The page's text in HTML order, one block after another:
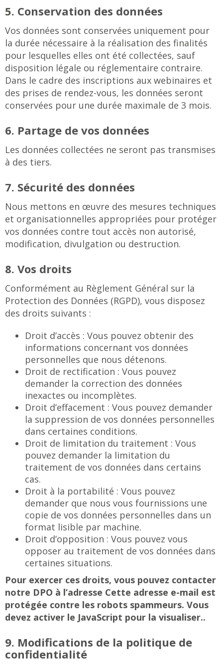
5. Conservation des données
Vos données sont conservées uniquement pour
la durée nécessaire à la réalisation des finalités
pour lesquelles elles ont été collectées, sauf
disposition légale ou réglementaire contraire.
Dans le cadre des inscriptions aux webinaires et
des prises de rendez-vous, les données seront
conservées pour une durée maximale de 3 mois.
6. Partage de vos données
Les données collectées ne seront pas transmises
à des tiers.
7. Sécurité des données
Nous mettons en œuvre des mesures techniques
et organisationnelles appropriées pour protéger
vos données contre tout accès non autorisé,
modification, divulgation ou destruction.
8. Vos droits
Conformément au Règlement Général sur la
Protection des Données (RGPD), vous disposez
des droits suivants :
Droit d’accès : Vous pouvez obtenir des
informations concernant vos données
personnelles que nous détenons.
Droit de rectification : Vous pouvez
demander la correction des données
inexactes ou incomplètes.
Droit d’effacement : Vous pouvez demander
la suppression de vos données personnelles
dans certaines conditions.
Droit de limitation du traitement : Vous
pouvez demander la limitation du
traitement de vos données dans certains
cas.
Droit à la portabilité : Vous pouvez
demander que nous vous fournissions une
copie de vos données personnelles dans un
format lisible par machine.
Droit d’opposition : Vous pouvez vous
opposer au traitement de vos données dans
certaines situations.
Pour exercer ces droits, vous pouvez contacter
notre DPO à l’adresse Cette adresse e-mail est
protégée contre les robots spammeurs. Vous
devez activer le JavaScript pour la visualiser..
9. Modifications de la politique de
confidentialité